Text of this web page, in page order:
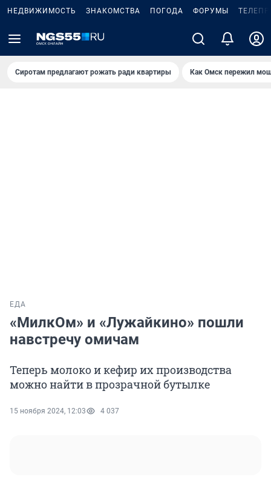
НЕДВИЖИМОСТЬ ЗНАКОМСТВА ПОГОДА ФОРУМЫ
Сиротам предлагают рожать ради квартиры Как Омск пережил
ЕДА
«МилкОм» и «Лужайкино» пошли
навстречу омичам
Теперь молоко и кефир их производства
можно найти в прозрачной бутылке
15 ноября 2024, 12:03 4 037